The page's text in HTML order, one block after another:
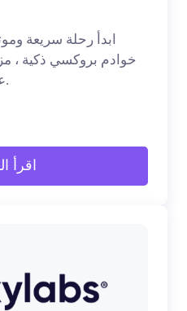
ابدأ رحلة سريعة
خوادم بروكسي ذكية ،
عليه للخدمات الموثوق بها.
اقرأ